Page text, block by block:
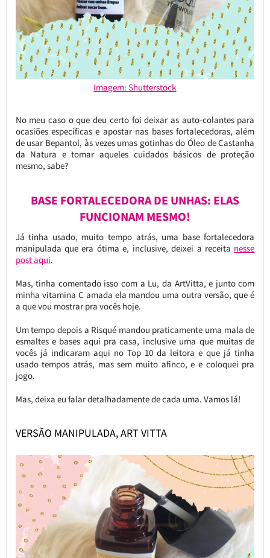
Imagem: Shutterstock
No meu caso o que deu certo foi deixar as auto-colantes para
ocasiões específicas e apostar nas bases fortalecedoras, além
de usar Bepantol, às vezes umas gotinhas do Óleo de Castanha
da Natura e tomar aqueles cuidados básicos de proteção
mesmo, sabe?
BASE FORTALECEDORA DE UNHAS: ELAS
FUNCIONAM MESMO!
Já tinha usado, muito tempo atrás, uma base fortalecedora
manipulada que era ótima e, inclusive, deixei a receita nesse
post aqui.
Mas, tinha comentado isso com a Lu, da ArtVitta, e junto com
minha vitamina C amada ela mandou uma outra versão, que é
a que vou mostrar pra vocês hoje.
Um tempo depois a Risqué mandou praticamente uma mala de
esmaltes e bases aqui pra casa, inclusive uma que muitas de
vocês já indicaram aqui no Top 10 da leitora e que já tinha
usado tempos atrás, mas sem muito afinco, e e coloquei pra
jogo.
Mas, deixa eu falar detalhadamente de cada uma. Vamos lá!
VERSÃO MANIPULADA, ART VITTA